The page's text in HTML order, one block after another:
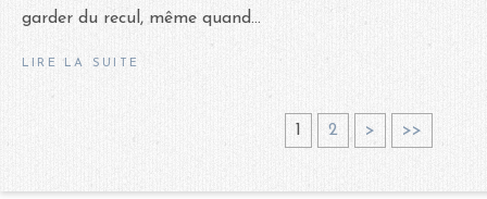
garder du recul, même quand...
LIRE LA SUITE
1 2 > >>